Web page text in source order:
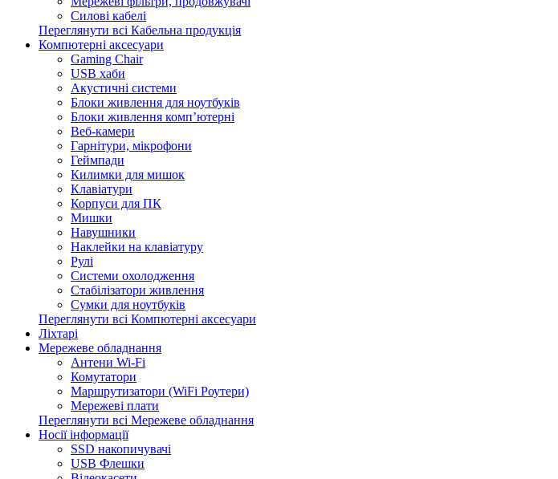
Силові кабелі
Переглянути всі Кабельна продукція
Компютерні аксесуари
Gaming Chair
USB хаби
Акустичні системи
Блоки живлення для ноутбуків
Блоки живлення комп’ютерні
Веб-камери
Гарнітури, мікрофони
Геймпади
Килимки для мишок
Клавіатури
Корпуси для ПК
Мишки
Навушники
Наклейки на клавіатуру
Рулі
Системи охолодження
Стабілізатори живлення
Сумки для ноутбуків
Переглянути всі Компютерні аксесуари
Ліхтарі
Мережеве обладнання
Антени Wi-Fi
Комутатори
Маршрутизатори (WiFi Роутери)
Мережеві плати
Переглянути всі Мережеве обладнання
Носії інформації
SSD накопичувачі
USB Флешки